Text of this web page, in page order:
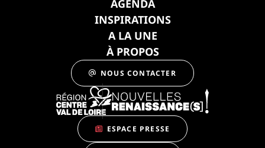
AGENDA
INSPIRATIONS
A LA UNE
À PROPOS
NOUS CONTACTER
ESPACE PRESSE